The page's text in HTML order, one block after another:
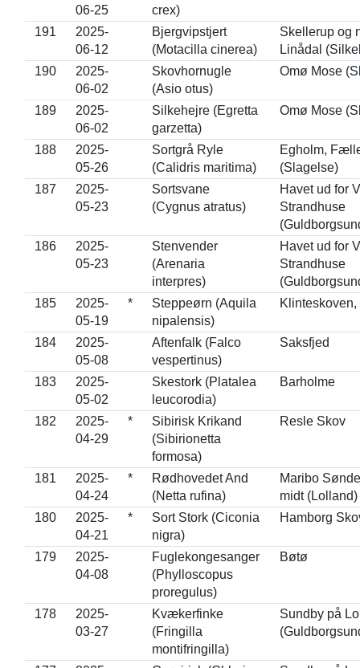
06-25
crex)
191
2025-
06-12
Bjergvipstjert
(Motacilla cinerea)
Skellerup og
Linådal
190
2025-
06-02
Skovhornugle
(Asio otus)
Omø Mose
189
2025-
06-02
Silkehejre (Egretta
garzetta)
Omø Mose
188
2025-
05-26
Sortgrå Ryle
(Calidris maritima)
Egholm,
(Slagelse)
187
2025-
05-23
Sortsvane
(Cygnus atratus)
Havet ud for
Strandhuse
186
2025-
05-23
Stenvender
(Arenaria
interpres)
Havet ud for
Strandhuse
185
2025-
05-19
*
Steppeørn (Aquila
nipalensis)
Klinteskoven,
184
2025-
05-08
Aftenfalk (Falco
vespertinus)
Saksfjed
183
2025-
05-02
Skestork (Platalea
leucorodia)
Barholme
182
2025-
04-29
*
Sibirisk Krikand
(Sibirionetta
formosa)
Resle Skov
181
2025-
04-24
*
Rødhovedet And
(Netta rufina)
Maribo
midt (Lolland)
180
2025-
04-21
*
Sort Stork (Ciconia
nigra)
Hamborg
179
2025-
04-08
Fuglekongesanger
(Phylloscopus
proregulus)
Bøtø
178
2025-
03-27
Kvækerfinke
(Fringilla
montifringilla)
Sundby på